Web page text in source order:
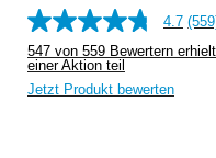
4.7
547 von 559 Bewertern
einer Aktion teil
Jetzt Produkt bewerten